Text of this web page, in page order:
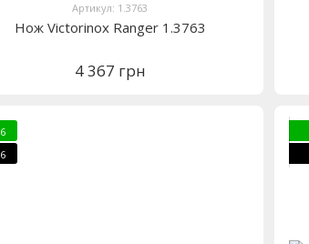
Артикул: 1.3763
Нож Victorinox Ranger 1.3763
4 367 грн
6
6